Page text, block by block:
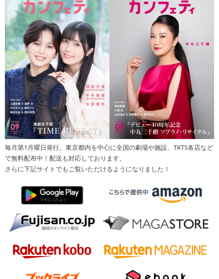
毎月第1月曜日発行。東京都内を中心に全国の劇場や施設、TKTS各店など
で無料配布中！配送も対応しております。
さらに下記サイトでもご覧いただけるようになりました！